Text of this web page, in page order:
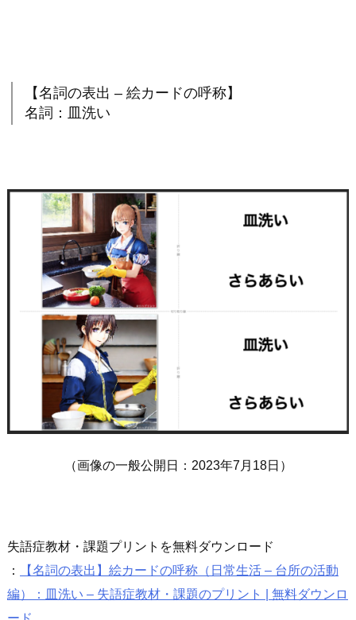
【名詞の表出 – 絵カードの呼称】
名詞：皿洗い
（画像の一般公開日：2023年7月18日）
失語症教材・課題プリントを無料ダウンロード
：
【名詞の表出】絵カードの呼称（日常生活 – 台所の活動
編）：皿洗い – 失語症教材・課題のプリント | 無料ダウンロ